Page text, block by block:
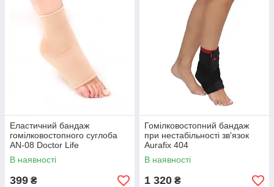
Еластичний бандаж
гомілковостопного суглоба
AN-08 Doctor Life
В наявності
399 ₴
Гомілковостопний бандаж
при нестабільності зв'язок
Aurafix 404
В наявності
1 320 ₴